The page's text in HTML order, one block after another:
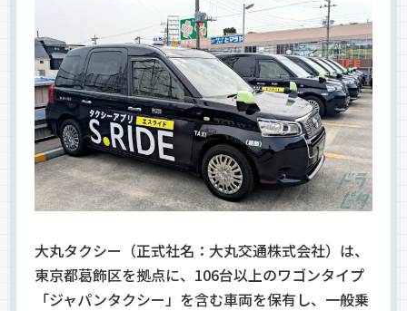
大丸タクシー（正式社名：大丸交通株式会社）は、
東京都葛飾区を拠点に、106台以上のワゴンタイプ
「ジャパンタクシー」を含む車両を保有し、一般乗